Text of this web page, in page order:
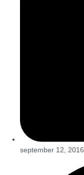
september 12, 2016